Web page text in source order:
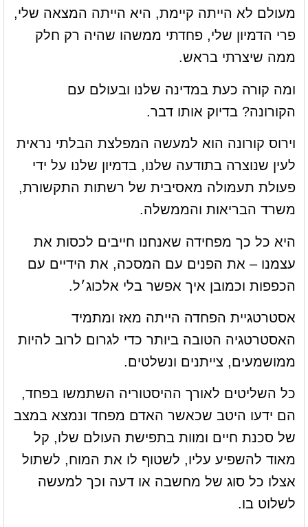
מעולם לא הייתה קיימת, היא הייתה המצאה שלי,
פרי הדמיון שלי, פחדתי ממשהו שהיה רק חלק
ממה שיצרתי בראש.
ומה קורה כעת במדינה שלנו ובעולם עם
הקורונה? בדיוק אותו דבר.
וירוס קורונה הוא למעשה המפלצת הבלתי נראית
לעין שנוצרה בתודעה שלנו, בדמיון שלנו על ידי
פעולת תעמולה מאסיבית של רשתות התקשורת,
משרד הבריאות והממשלה.
היא כל כך מפחידה שאנחנו חייבים לכסות את
עצמנו – את הפנים עם המסכה, את הידיים עם
הכפפות וכמובן איך אפשר בלי אלכוג׳ל.
אסטרטגיית הפחדה הייתה מאז ומתמיד
האסטרטגיה הטובה ביותר כדי לגרום לרוב להיות
ממושמעים, צייתנים ונשלטים.
כל השליטים לאורך ההיסטוריה השתמשו בפחד,
הם ידעו היטב שכאשר האדם מפחד ונמצא במצב
של סכנת חיים ומוות בתפישת העולם שלו, קל
מאוד להשפיע עליו, לשטוף לו את המוח, לשתול
אצלו כל סוג של מחשבה או דעה וכך למעשה
לשלוט בו.